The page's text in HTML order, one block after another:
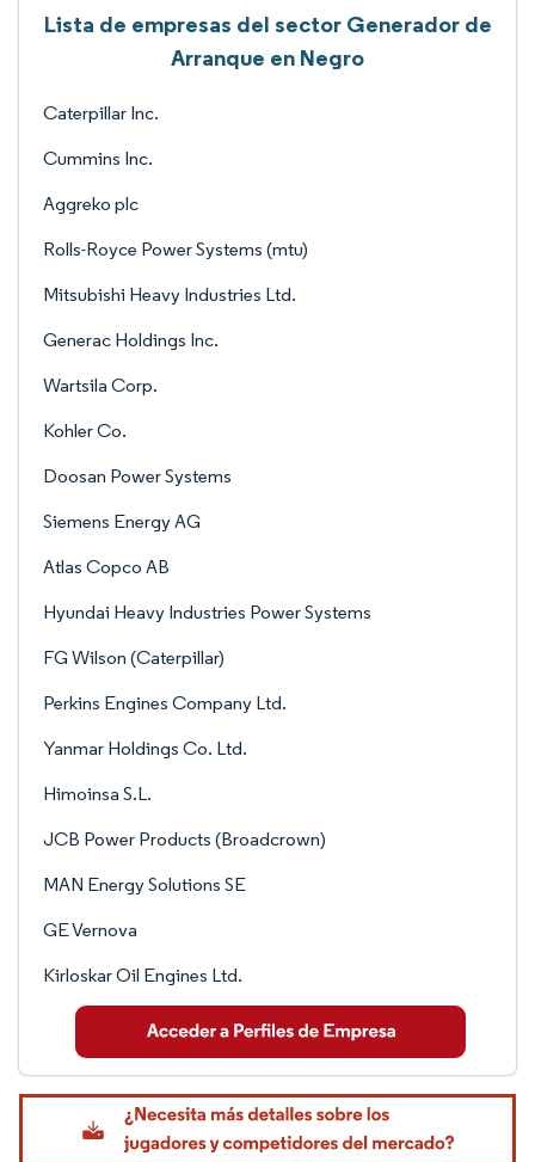
Lista de empresas del sector Generador de
Arranque en Negro
Caterpillar Inc.
Cummins Inc.
Aggreko plc
Rolls-Royce Power Systems (mtu)
Mitsubishi Heavy Industries Ltd.
Generac Holdings Inc.
Wartsila Corp.
Kohler Co.
Doosan Power Systems
Siemens Energy AG
Atlas Copco AB
Hyundai Heavy Industries Power Systems
FG Wilson (Caterpillar)
Perkins Engines Company Ltd.
Yanmar Holdings Co. Ltd.
Himoinsa S.L.
JCB Power Products (Broadcrown)
MAN Energy Solutions SE
GE Vernova
Kirloskar Oil Engines Ltd.